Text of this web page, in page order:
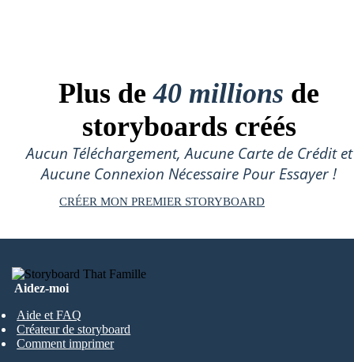
Plus de40 millions de
storyboards créés
Aucun Téléchargement, Aucune Carte de Crédit et
Aucune Connexion Nécessaire Pour Essayer !
CRÉER MON PREMIER STORYBOARD
Aidez-moi
Aide et FAQ
Créateur de storyboard
Comment imprimer